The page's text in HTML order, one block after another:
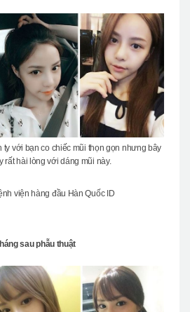
ty với bạn co chiếc mũi thọn gọn nhưng bây
rất hài lòng với dáng mũi này.
viện hàng đầu Hàn Quốc ID
sau phẫu thuật